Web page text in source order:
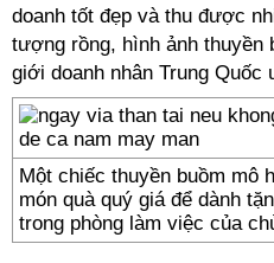
doanh tốt đẹp và thu được
tượng rồng, hình ảnh
giới doanh nhân Trung Quốc
Một chiếc thuyền buồm mô
món quà quý giá để dành
trong phòng làm việc của